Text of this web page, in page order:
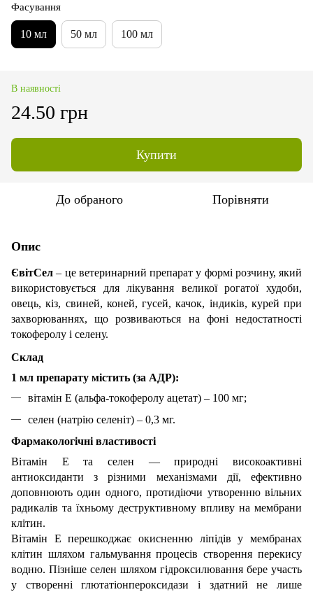
Фасування
10 мл 50 мл 100 мл
В наявності
24.50 грн
Купити
До обраного Порівняти
Опис
ЄвітСел – це ветеринарний препарат у формі розчину, який
використовується для лікування великої рогатої худоби,
овець, кіз, свиней, коней, гусей, качок, індиків, курей при
захворюваннях, що розвиваються на фоні недостатності
токоферолу і селену.
Склад
1 мл препарату містить (за АДР):
вітамін Е (альфа-токоферолу ацетат) – 100 мг;
селен (натрію селеніт) – 0,3 мг.
Фармакологічні властивості
Вітамін Е та селен — природні високоактивні
антиоксиданти з різними механізмами дії, ефективно
доповнюють один одного, протидіючи утворенню вільних
радикалів та їхньому деструктивному впливу на мембрани
клітин.
Вітамін Е перешкоджає окисненню ліпідів у мембранах
клітин шляхом гальмування процесів створення перекису
водню. Пізніше селен шляхом гідроксилювання бере участь
у створенні глютатіонпероксидази і здатний не лише